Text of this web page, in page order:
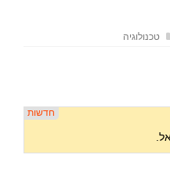
טכנולוגיה